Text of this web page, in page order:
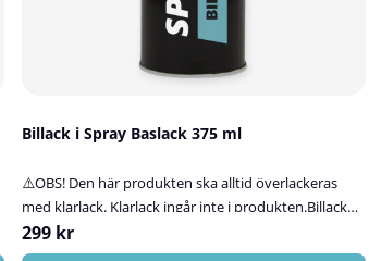
Billack i Spray Baslack 375 ml
⚠️OBS! Den här produkten ska alltid överlackeras
med klarlack. Klarlack ingår inte i produkten.Billack
på sprayburk – baslack för både metallic- och solida
kulörerLetar du efter rätt sprayfärg för att
299 kr